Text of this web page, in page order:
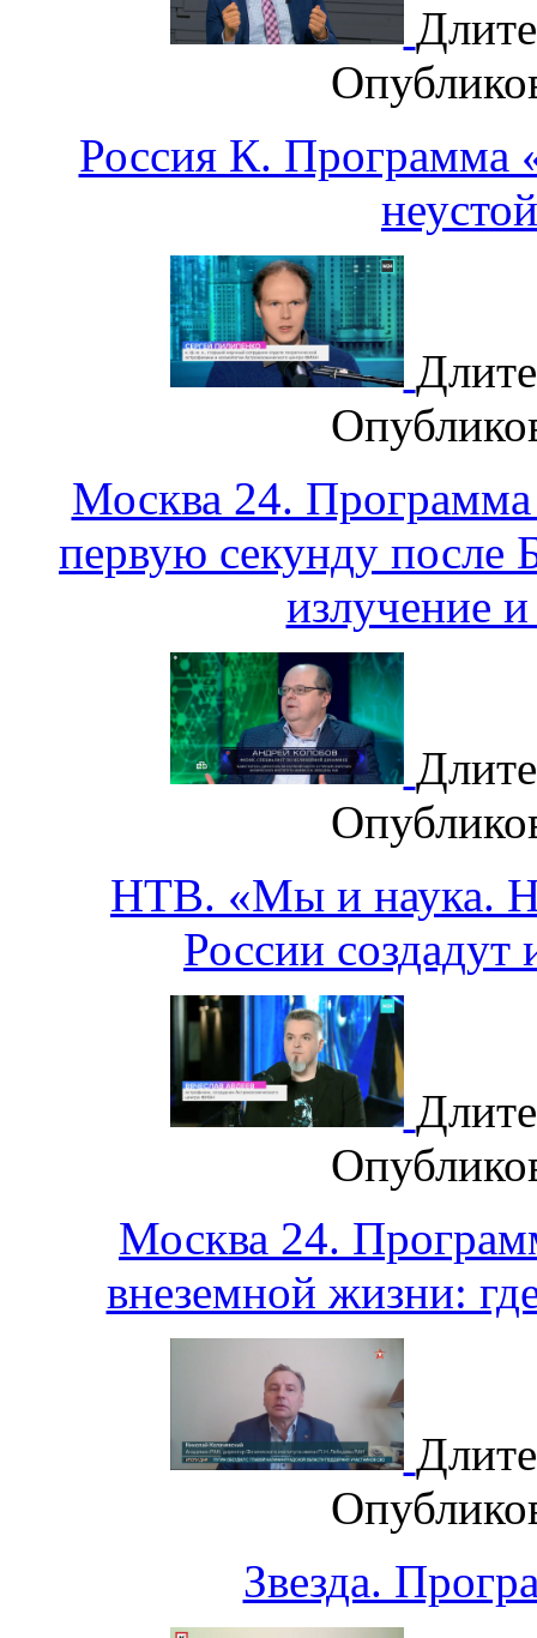
Россия К. Программа
Москва 24.
первую секунду после
излучение
НТВ. «Мы и наука.
России создадут
Москва 24.
внеземной жизни:
Звезда.